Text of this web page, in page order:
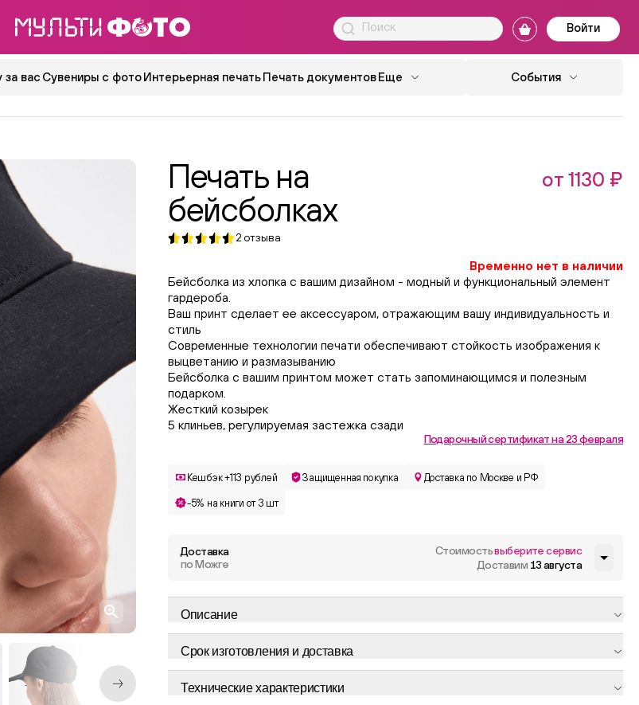
Войти
вас Сувениры с фотоИнтерьерная печатьПечать документовЕще События
Печать на
бейсболках
от 1130 ₽
2 отзыва
Временно нет в наличии
Бейсболка из хлопка с вашим дизайном - модный и функциональный элемент
гардероба.
Ваш принт сделает ее аксессуаром, отражающим вашу индивидуальность и
стиль
Современные технологии печати обеспечивают стойкость изображения к
выцветанию и размазыванию
Бейсболка с вашим принтом может стать запоминающимся и полезным
подарком.
Жесткий козырек
5 клиньев, регулируемая застежка сзади
Подарочный сертификат на 23 февраля
Кешбэк +113 рублей Защищенная покупка Доставка по Москве и РФ
-5% на книги от 3 шт
Доставка
по Можге
Стоимостьвыберите сервис
Доставим 13 августа
Описание
Срок изготовления и доставка
Технические характеристики